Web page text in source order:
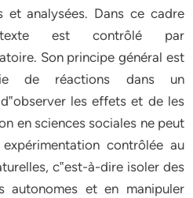
et analysées. Dans ce cadre
est contrôlé par
Son principe général est
de réactions dans un
les effets et de les
en sciences sociales ne peut
contrôlée au
c‟est-à-dire isoler des
autonomes et en manipuler